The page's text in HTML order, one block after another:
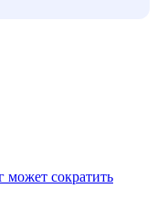
сократить